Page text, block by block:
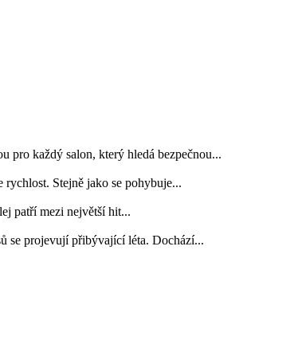
pro každý salon, který hledá bezpečnou...
Stejně jako se pohybuje...
patří mezi největší hit...
se projevují přibývající léta. Dochází...